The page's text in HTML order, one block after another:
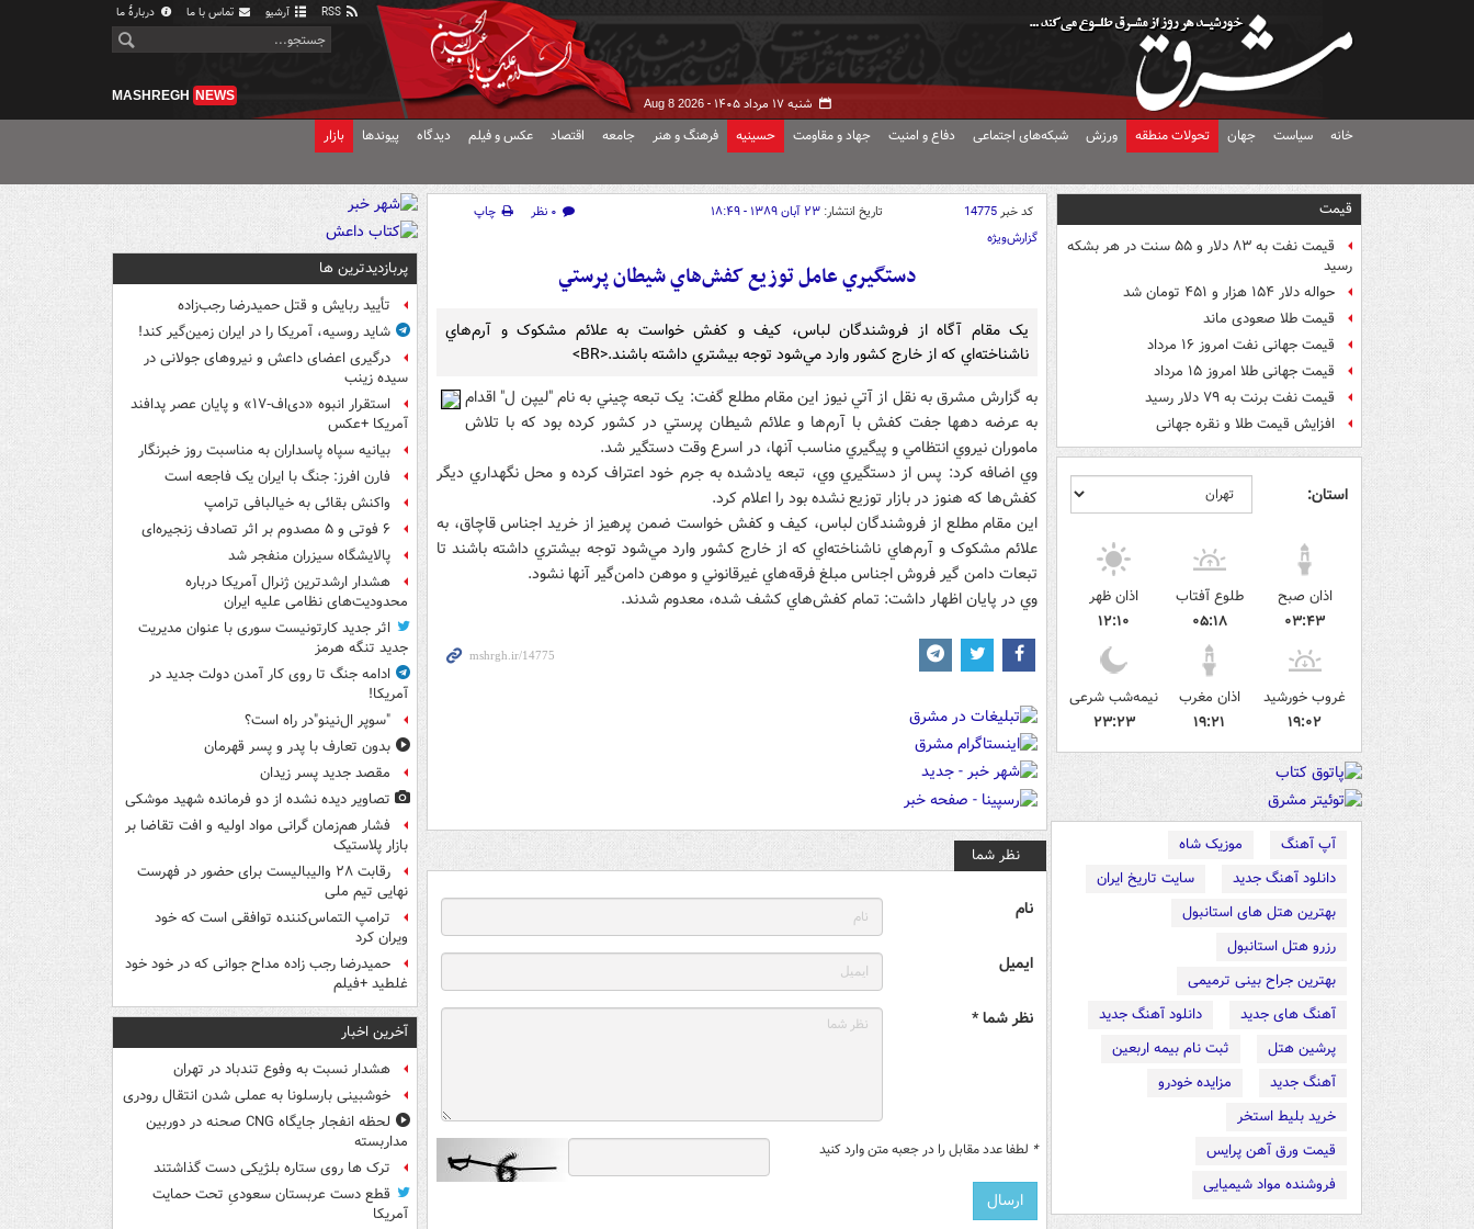
آرشیو تماس با ما دربارهٔ ما
شنبه ۱۷ مرداد ۱۴۰۵ - Aug 8 2026
MASHREGH NEWS
خانه سیاست جهان تحولات منطقه ورزش شبکه‌های اجتماعی دفاع و امنیت جهاد و مقاومت حسینیه فرهنگ و هنر جامعه اقتصاد عکس و فیلم دیدگاه پیوندها بازار
قیمت
قیمت نفت به ۸۳ دلار و ۵۵ سنت در هر بشکه
رسید
حواله دلار ۱۵۴ هزار و ۴۵۱ تومان شد
قیمت طلا صعودی ماند
قیمت جهانی نفت امروز ۱۶ مرداد
قیمت جهانی طلا امروز ۱۵ مرداد
قیمت نفت برنت به ۷۹ دلار رسید
افزایش قیمت طلا و نقره جهانی
استان:
اذان صبح
۰۳:۴۳
طلوع آفتاب
۰۵:۱۸
اذان ظهر
۱۲:۱۰
غروب خورشید
۱۹:۰۲
اذان مغرب
۱۹:۲۱
نیمه‌شب شرعی
۲۳:۲۳
آپ آهنگ
موزیک شاه
دانلود آهنگ جدید
سایت تاریخ ایران
بهترین هتل های استانبول
رزرو هتل استانبول
بهترین جراح بینی ترمیمی
آهنگ های جدید
دانلود آهنگ جدید
پرشین هتل
ثبت نام بیمه اربعین
آهنگ جدید
مزایده خودرو
خرید بلیط استخر
قیمت ورق آهن پرایس
فروشنده مواد شیمیایی
کد خبر14775 تاریخ انتشار: ۲۳ آبان ۱۳۸۹ - ۱۸:۴۹ ۰ نظر
چاپ
گزارش‌ویژه
دستگيري عامل توزيع کفش‌هاي شيطان پرستي
يک مقام آگاه از فروشندگان لباس، کيف و کفش خواست به علائم مشکوک و آرم‌هاي
ناشناخته‌اي که از خارج کشور وارد مي‌شود توجه بيشتري داشته باشند.<BR>
به گزارش مشرق به نقل از آتي نيوز اين مقام مطلع گفت: يک تبعه چيني به نام "ليپن ل" اقدام
به عرضه دهها جفت کفش با آرم‌ها و علائم شيطان پرستي در کشور کرده بود که با تلاش
ماموران نيروي انتظامي و پيگيري مناسب آنها، در اسرع وقت دستگير شد.
وي اضافه کرد: پس از دستگيري وي، تبعه يادشده به جرم خود اعتراف کرده و محل نگهداري ديگر
کفش‌ها که هنوز در بازار توزيع نشده بود را اعلام کرد.
اين مقام مطلع از فروشندگان لباس، کيف و کفش خواست ضمن پرهيز از خريد اجناس قاچاق، به
علائم مشکوک و آرم‌هاي ناشناخته‌اي که از خارج کشور وارد مي‌شود توجه بيشتري داشته باشند تا
تبعات دامن گير فروش اجناس مبلغ فرقه‌هاي غيرقانوني و موهن دامن‌گير آنها نشود.
وي در پايان اظهار داشت: تمام کفش‌هاي کشف شده، معدوم شدند.
نظر شما
نام
ایمیل
نظر شما *
* لطفا عدد مقابل را در جعبه متن وارد کنید
پربازدیدترین ها
تأیید ربایش و قتل حمیدرضا رجب‌زاده
شاید روسیه، آمریکا را در ایران زمین‌گیر کند!
درگیری اعضای داعش و نیروهای جولانی در
سیده زینب
استقرار انبوه «دی‌اف‑۱۷» و پایان عصر پدافند
آمریکا +عکس
بیانیه سپاه پاسداران به مناسبت روز خبرنگار
فارن افرز: جنگ با ایران یک فاجعه است
واکنش بقائی به خیالبافی ترامپ
۶ فوتی و ۵ مصدوم بر اثر تصادف زنجیره‌ای
پالایشگاه سیزران منفجر شد
هشدار ارشدترین ژنرال آمریکا درباره
محدودیت‌های نظامی علیه ایران
اثر جدید کارتونیست سوری با عنوان مدیریت
جدید تنگه هرمز
ادامه جنگ تا روی کار آمدن دولت جدید در
آمریکا!
"سوپر ال‌نینو"در راه است؟
بدون تعارف با پدر و پسر قهرمان
مقصد جدید پسر زیدان
تصاویر دیده‌ نشده از دو فرمانده شهید موشکی
فشار هم‌زمان گرانی مواد اولیه و افت تقاضا بر
بازار پلاستیک
رقابت ۲۸ والیبالیست برای حضور در فهرست
نهایی تیم ملی
ترامپ التماس‌کننده توافقی است که خود
ویران کرد
حمیدرضا رجب زاده مداح جوانی که در خود خود
غلطید +فیلم
آخرین اخبار
هشدار نسبت به وفوع تندباد در تهران
خوشبینی بارسلونا به عملی شدن انتقال رودری
لحظه انفجار جایگاه CNG صحنه در دوربین
مداربسته
ترک ها روی ستاره بلژیکی دست گذاشتند
قطع دست عربستان سعودیِ تحت حمایت
آمریکا